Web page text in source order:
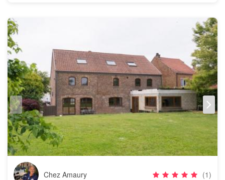
Chez Amaury (1)